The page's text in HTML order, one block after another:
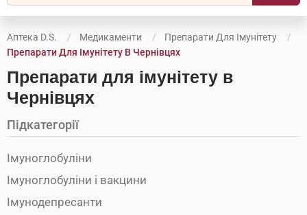
Аптека D.S. Медикаменти
Препарати Для Імунітету
Препарати Для Імунітету В Чернівцях
Препарати для імунітету в
Чернівцях
Підкатегорії
Імуноглобуліни
Імуноглобуліни і вакцини
Імунодепресанти